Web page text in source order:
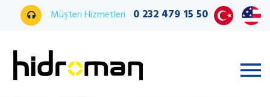
Müşteri Hizmetleri 0 232 479 15 50